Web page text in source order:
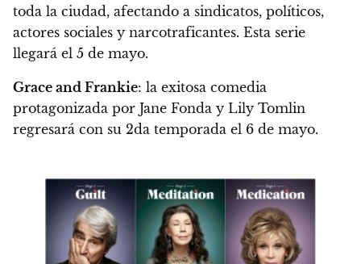
toda la ciudad, afectando a sindicatos, políticos,
actores sociales y narcotraficantes. Esta serie
llegará el 5 de mayo.
Grace and Frankie: la exitosa comedia
protagonizada por Jane Fonda y Lily Tomlin
regresará con su 2da temporada el 6 de mayo.